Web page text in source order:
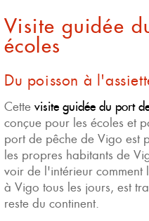
Visite guidée
écoles
Du poisson à
Cette visite guidée du port
conçue pour les écoles et
port de pêche de Vigo est
les propres habitants de
voir de l'intérieur comment
à Vigo tous les jours, est
reste du continent.